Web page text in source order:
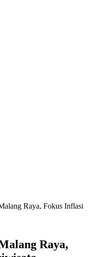
Raya, Fokus Inflasi
Raya,